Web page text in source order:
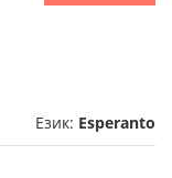
Език: Esperanto